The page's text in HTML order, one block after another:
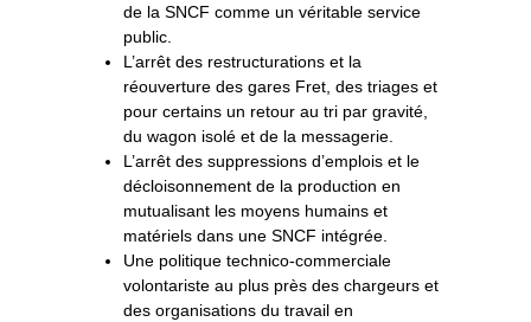
de la SNCF comme un véritable service
public.
L’arrêt des restructurations et la
réouverture des gares Fret, des triages et
pour certains un retour au tri par gravité,
du wagon isolé et de la messagerie.
L’arrêt des suppressions d’emplois et le
décloisonnement de la production en
mutualisant les moyens humains et
matériels dans une SNCF intégrée.
Une politique technico-commerciale
volontariste au plus près des chargeurs et
des organisations du travail en